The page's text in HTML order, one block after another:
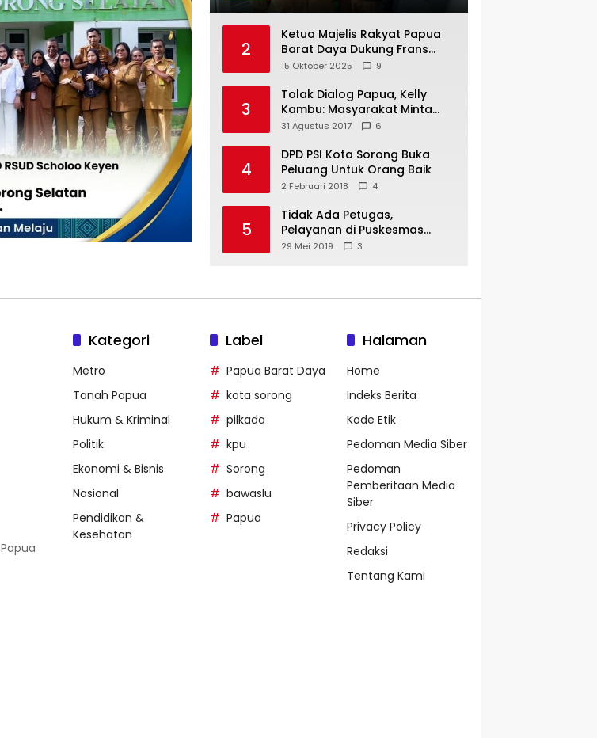
2
Ketua Majelis Rakyat Papua
Barat Daya Dukung Frans
Pigome Sebagai Presidir PT
15 Oktober 2025 9
3
Tolak Dialog Papua, Kelly
Kambu: Masyarakat Minta
Pemekaran
31 Agustus 2017 6
4
DPD PSI Kota Sorong Buka
Peluang Untuk Orang Baik
2 Februari 2018 4
5
Tidak Ada Petugas,
Pelayanan di Puskesmas
Mare-Maybrat Lumpuh
29 Mei 2019 3
Kategori
Metro
Tanah Papua
Hukum & Kriminal
Politik
Ekonomi & Bisnis
Nasional
Pendidikan &
Kesehatan
Label
Papua Barat Daya
kota sorong
pilkada
kpu
Sorong
bawaslu
Papua
Halaman
Home
Indeks Berita
Kode Etik
Pedoman Media Siber
Pedoman
Pemberitaan Media
Siber
Privacy Policy
Redaksi
Tentang Kami